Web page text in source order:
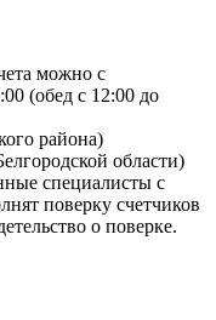
можно с
(обед с 12:00 до
района)
области)
специалисты с
поверку счетчиков
о поверке.